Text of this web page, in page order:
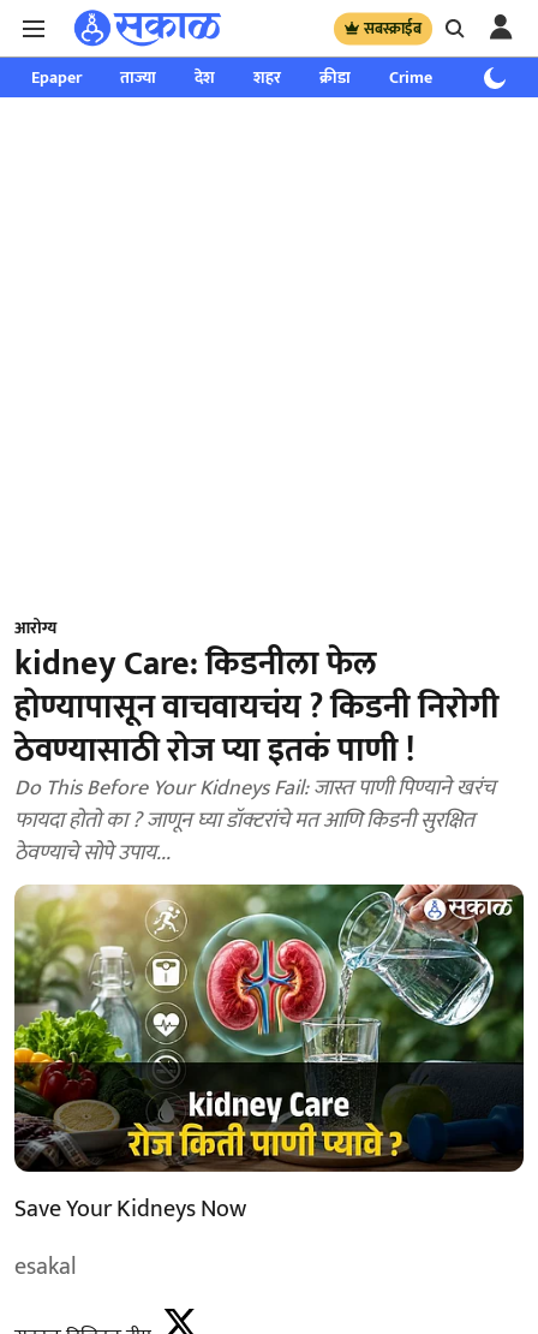
सबस्क्राईब
Epaper ताज्या देश शहर क्रीडा Crime साप्ताहिक
आरोग्य
kidney Care: किडनीला फेल
होण्यापासून वाचवायचंय ? किडनी निरोगी
ठेवण्यासाठी रोज प्या इतकं पाणी !
Do This Before Your Kidneys Fail: जास्त पाणी पिण्याने खरंच
फायदा होतो का ? जाणून घ्या डॉक्टरांचे मत आणि किडनी सुरक्षित
ठेवण्याचे सोपे उपाय...
Save Your Kidneys Now
esakal